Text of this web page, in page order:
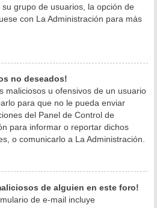
grupo de usuarios, la opción de
con La Administración para más
no deseados!
maliciosos u ofensivos de un usuario
para que no le pueda enviar
del Panel de Control de
para informar o reportar dichos
o comunicarlo a La Administración.
de alguien en este foro!
de e-mail incluye